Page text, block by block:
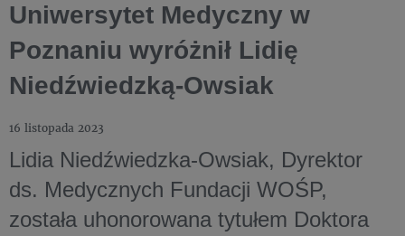
Uniwersytet Medyczny w
Poznaniu wyróżnił Lidię
Niedźwiedzką-Owsiak
16 listopada 2023
Lidia Niedźwiedzka-Owsiak, Dyrektor
ds. Medycznych Fundacji WOŚP,
została uhonorowana tytułem Doktora